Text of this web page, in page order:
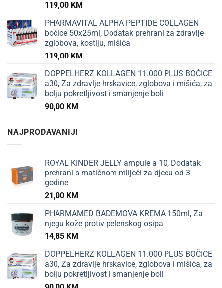
119,00 KM
PHARMAVITAL ALPHA PEPTIDE COLLAGEN
bočice 50x25ml, Dodatak prehrani za zdravlje
zglobova, kostiju, mišića
119,00 KM
DOPPELHERZ KOLLAGEN 11.000 PLUS BOČICE
a30, Za zdravlje hrskavice, zglobova i mišića, za
bolju pokretljivost i smanjenje boli
90,00 KM
NAJPRODAVANIJI
ROYAL KINDER JELLY ampule a 10, Dodatak
prehrani s matičnom mliječi za djecu od 3
godine
21,00 KM
PHARMAMED BADEMOVA KREMA 150ml, Za
njegu kože protiv pelenskog osipa
14,85 KM
DOPPELHERZ KOLLAGEN 11.000 PLUS BOČICE
a30, Za zdravlje hrskavice, zglobova i mišića, za
bolju pokretljivost i smanjenje boli